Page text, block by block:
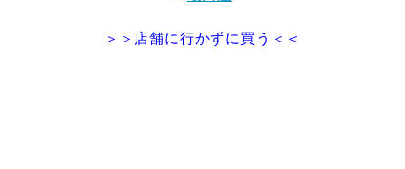
＞＞店舗に行かずに買う＜＜